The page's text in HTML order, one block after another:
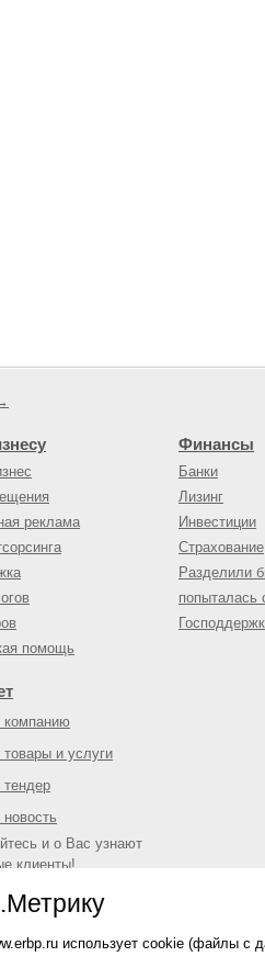
использует cookie (файлы с
реклама
помощь
Финансы
Банки
Лизинг
Инвестиции
Страхование
Разделили
попыталась
компанию
и услуги
тендер
и о Вас узнают
клиенты!
республиканский бизнес-